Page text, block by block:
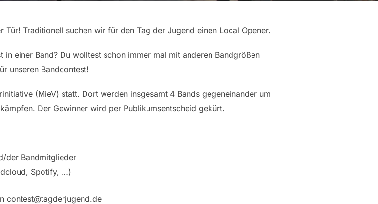
Traditionell suchen wir für den Tag der Jugend einen Local Opener.
in einer Band? Du wolltest schon immer mal mit anderen Bandgrößen
unseren Bandcontest!
(MieV) statt. Dort werden insgesamt 4 Bands gegeneinander um
Der Gewinner wird per Publikumsentscheid gekürt.
der Bandmitglieder
Spotify, …)
contest@tagderjugend.de